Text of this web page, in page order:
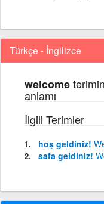
Türkçe - İngilizce
welcome
anlamı
İlgili Terimler
hoş geldiniz!
safa geldiniz!